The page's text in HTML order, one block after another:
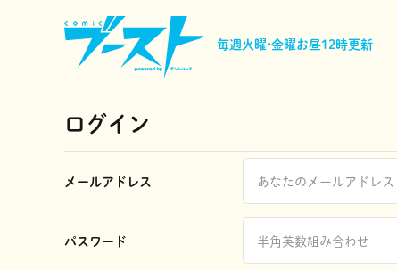
毎週火曜•金曜お昼12時更新
ログイン
メールアドレス
パスワード